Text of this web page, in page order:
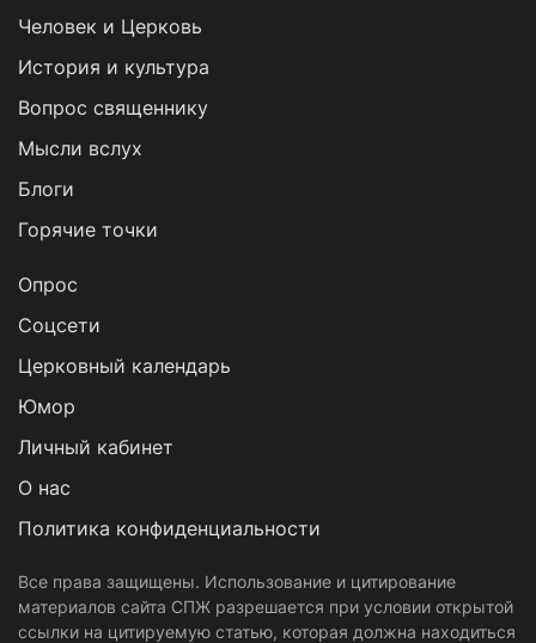
Человек и Церковь
История и культура
Вопрос священнику
Мысли вслух
Блоги
Горячие точки
Опрос
Cоцсети
Церковный календарь
Юмор
Личный кабинет
О нас
Политика конфиденциальности
Все права защищены. Использование и цитирование
материалов сайта СПЖ разрешается при условии открытой
ссылки на цитируемую статью, которая должна находиться